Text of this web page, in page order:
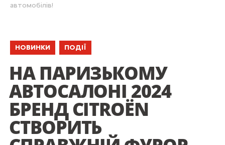
автомобілів!
НОВИНКИ ПОДІЇ
НА ПАРИЗЬКОМУ
АВТОСАЛОНІ 2024
БРЕНД CITROËN
СТВОРИТЬ